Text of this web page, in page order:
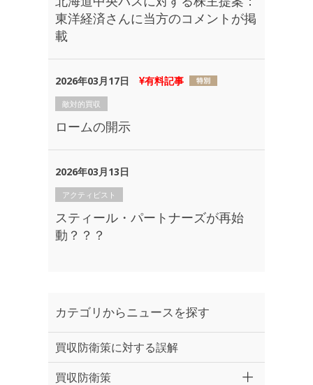
東洋経済さんに当方のコメントが掲
載
2026年03月17日 有料記事
敵対的買収
ロームの開示
2026年03月13日
アクティビスト
スティール・パートナーズが再始
動？？？
カテゴリからニュースを探す
買収防衛策に対する誤解
買収防衛策